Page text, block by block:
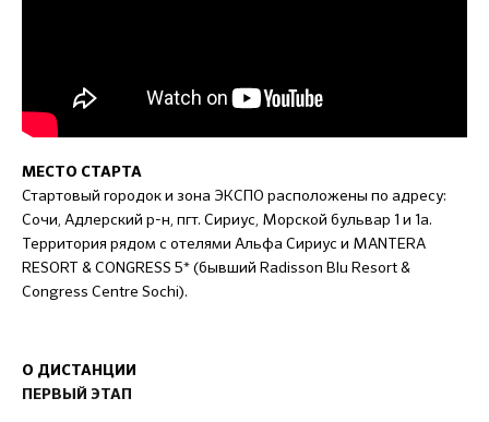
МЕСТО СТАРТА
Стартовый городок и зона ЭКСПО расположены по адресу:
Сочи, Адлерский р-н, пгт. Сириус, Морской бульвар 1 и 1а.
Территория рядом с отелями Альфа Сириус и MANTERA
RESORT & CONGRESS 5* (бывший Radisson Blu Resort &
Congress Centre Sochi).
О ДИСТАНЦИИ
ПЕРВЫЙ ЭТАП